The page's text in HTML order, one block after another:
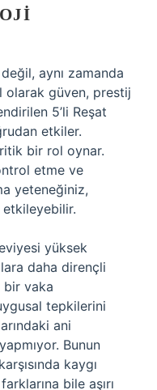
aynı zamanda
olarak güven, prestij
5’li Reşat
etkiler.
bir rol oynar.
etme ve
yeteneğiniz,
etkileyebilir.
yüksek
daha dirençli
bir vaka
tepkilerini
ani
Bunun
kaygı
bile aşırı